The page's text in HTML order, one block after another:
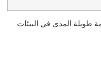
المدى في البيئات